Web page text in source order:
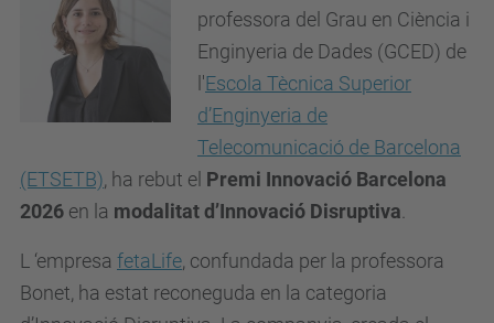
professora del Grau en Ciència i
Enginyeria de Dades (GCED) de
l'Escola Tècnica Superior
d’Enginyeria de
Telecomunicació de Barcelona
(ETSETB), ha rebut el Premi Innovació Barcelona
2026 en la modalitat d’Innovació Disruptiva
L ‘empresa fetaLife, confundada per la professora
Bonet, ha estat reconeguda en la categoria